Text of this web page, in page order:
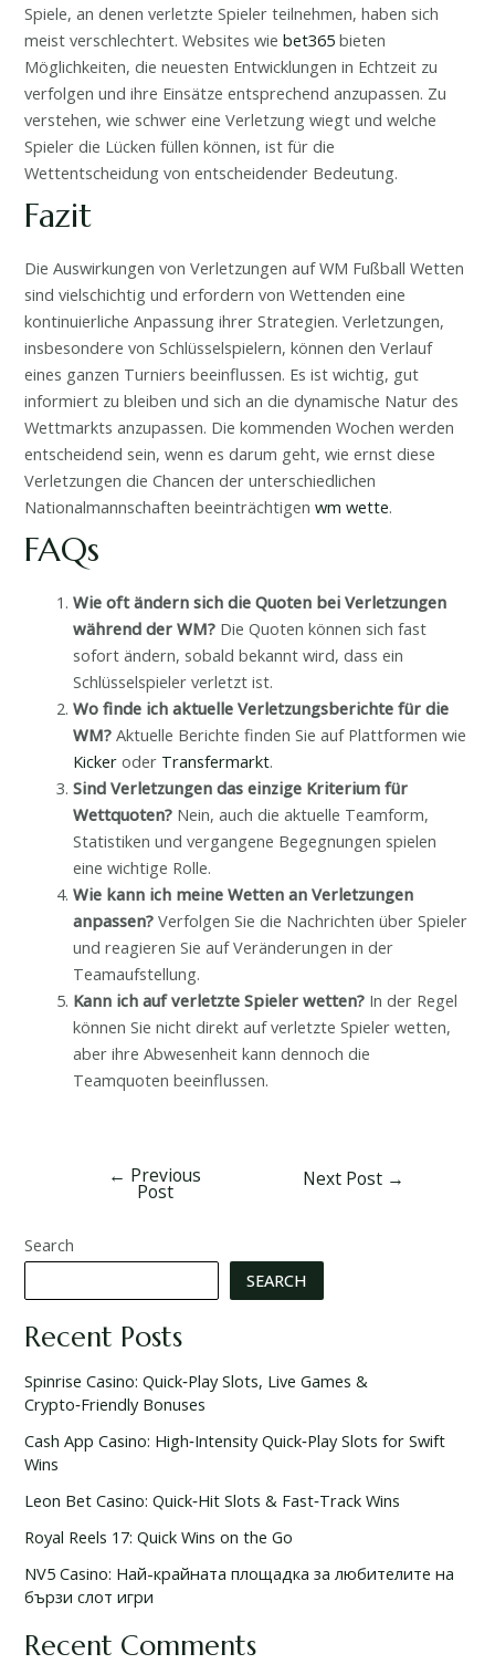
Spiele, an denen verletzte Spieler teilnehmen, haben sich
meist verschlechtert. Websites wiebet365 bieten
Möglichkeiten, die neuesten Entwicklungen in Echtzeit zu
verfolgen und ihre Einsätze entsprechend anzupassen. Zu
verstehen, wie schwer eine Verletzung wiegt und welche
Spieler die Lücken füllen können, ist für die
Wettentscheidung von entscheidender Bedeutung.
Fazit
Die Auswirkungen von Verletzungen auf WM Fußball Wetten
sind vielschichtig und erfordern von Wettenden eine
kontinuierliche Anpassung ihrer Strategien. Verletzungen,
insbesondere von Schlüsselspielern, können den Verlauf
eines ganzen Turniers beeinflussen. Es ist wichtig, gut
informiert zu bleiben und sich an die dynamische Natur des
Wettmarkts anzupassen. Die kommenden Wochen werden
entscheidend sein, wenn es darum geht, wie ernst diese
Verletzungen die Chancen der unterschiedlichen
Nationalmannschaften beeinträchtigenwm wette.
FAQs
Wie oft ändern sich die Quoten bei Verletzungen
während der WM? Die Quoten können sich fast
sofort ändern, sobald bekannt wird, dass ein
Schlüsselspieler verletzt ist.
Wo finde ich aktuelle Verletzungsberichte für die
WM? Aktuelle Berichte finden Sie auf Plattformen wie
Kicker oder Transfermarkt.
Sind Verletzungen das einzige Kriterium für
Wettquoten? Nein, auch die aktuelle Teamform,
Statistiken und vergangene Begegnungen spielen
eine wichtige Rolle.
Wie kann ich meine Wetten an Verletzungen
anpassen? Verfolgen Sie die Nachrichten über Spieler
und reagieren Sie auf Veränderungen in der
Teamaufstellung.
Kann ich auf verletzte Spieler wetten? In der Regel
können Sie nicht direkt auf verletzte Spieler wetten,
aber ihre Abwesenheit kann dennoch die
Teamquoten beeinflussen.
← Previous
Post
Next Post →
Search
SEARCH
Recent Posts
Spinrise Casino: Quick‑Play Slots, Live Games &
Crypto‑Friendly Bonuses
Cash App Casino: High‑Intensity Quick‑Play Slots for Swift
Wins
Leon Bet Casino: Quick‑Hit Slots & Fast‑Track Wins
Royal Reels 17: Quick Wins on the Go
NV5 Casino: Най-крайната площадка за любителите на
бързи слот игри
Recent Comments